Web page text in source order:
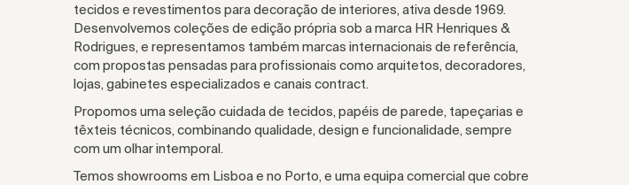
tecidos e revestimentos para decoração de interiores, ativa desde 1969.
Desenvolvemos coleções de edição própria sob a marca HR Henriques &
Rodrigues, e representamos também marcas internacionais de referência,
com propostas pensadas para profissionais como arquitetos, decoradores,
lojas, gabinetes especializados e canais contract.
Propomos uma seleção cuidada de tecidos, papéis de parede, tapeçarias e
têxteis técnicos, combinando qualidade, design e funcionalidade, sempre
com um olhar intemporal.
Temos showrooms em Lisboa e no Porto, e uma equipa comercial que cobre